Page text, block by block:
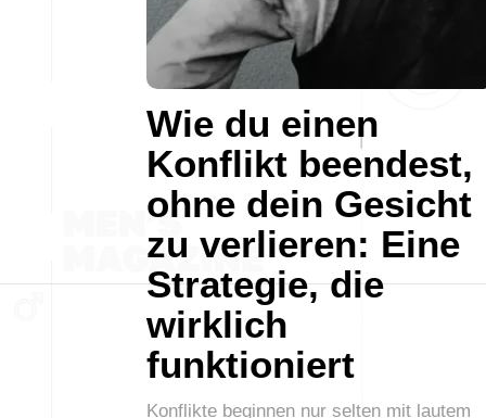
Wie du einen
Konflikt beendest,
ohne dein Gesicht
zu verlieren: Eine
Strategie, die
wirklich
funktioniert
Konflikte beginnen nur selten mit lautem